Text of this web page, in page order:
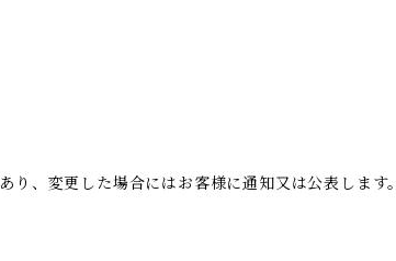
、変更した場合にはお客様に通知又は公表します。